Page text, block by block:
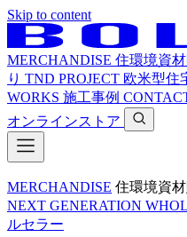
Skip to content
MERCHANDISE 住環境資
り TND PROJECT 欧米型住
WORKS 施工事例
オンラインストア
MERCHANDISE 住環境資
NEXT GENERATION
ルセラー